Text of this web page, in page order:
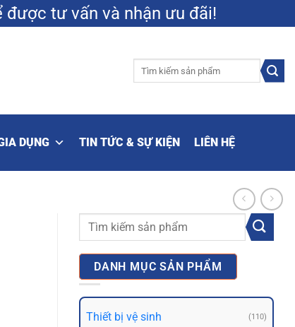
được tư vấn và nhận ưu đãi!
Tìm
kiếm:
DỤNG TIN TỨC & SỰ KIỆN LIÊN HỆ
Tìm
kiếm:
DANH MỤC SẢN PHẨM
Thiết bị vệ sinh (110)